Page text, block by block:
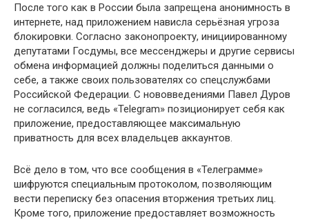
После того как в России была запрещена анонимность в
интернете, над приложением нависла серьёзная угроза
блокировки. Согласно законопроекту, инициированному
депутатами Госдумы, все мессенджеры и другие сервисы
обмена информацией должны поделиться данными о
себе, а также своих пользователях со спецслужбами
Российской Федерации. С нововведениями Павел Дуров
не согласился, ведь «Telegram» позиционирует себя как
приложение, предоставляющее максимальную
приватность для всех владельцев аккаунтов.
Всё дело в том, что все сообщения в «Телеграмме»
шифруются специальным протоколом, позволяющим
вести переписку без опасения вторжения третьих лиц.
Кроме того, приложение предоставляет возможность